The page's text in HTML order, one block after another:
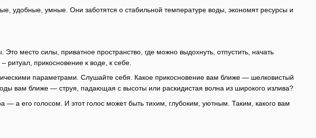
удобные, умные. Они заботятся о стабильной температуре воды, экономят ресурсы и
место силы, приватное пространство, где можно выдохнуть, отпустить, начать
прикосновение к воде, к себе.
параметрами. Слушайте себя. Какое прикосновение вам ближе — шелковистый
вам ближе — струя, падающая с высоты или раскидистая волна из широкого излива?
— а его голосом. И этот голос может быть тихим, глубоким, уютным. Таким, какого вам